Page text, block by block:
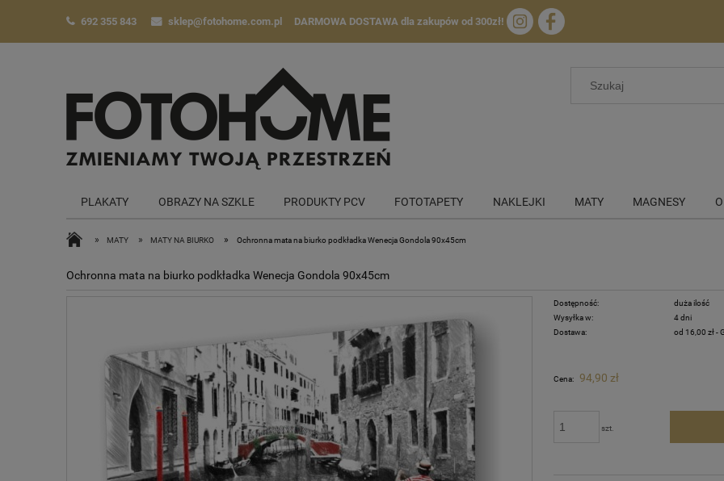
692 355 843 sklep@fotohome.com.pl DARMOWA DOSTAWA dla zakupów od 300zł!
PLAKATY OBRAZY NA SZKLE PRODUKTY PCV FOTOTAPETY NAKLEJKI MATY MAGNESY
» MATY » MATY NA BIURKO » Ochronna mata na biurko podkładka Wenecja Gondola 90x45cm
Ochronna mata na biurko podkładka Wenecja Gondola 90x45cm
Dostępność:
duża ilość
Wysyłka w:
4 dni
Dostawa:
od 16,00 zł-
płatności
Cena: 94,90 zł
szt.